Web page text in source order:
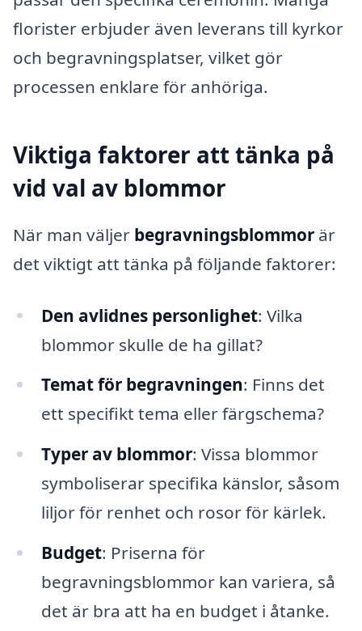
florister erbjuder även leverans till kyrkor
och begravningsplatser, vilket gör
processen enklare för anhöriga.
Viktiga faktorer att tänka på
vid val av blommor
När man väljer begravningsblommor är
det viktigt att tänka på följande faktorer:
Den avlidnes personlighet: Vilka
blommor skulle de ha gillat?
Temat för begravningen: Finns det
ett specifikt tema eller färgschema?
Typer av blommor: Vissa blommor
symboliserar specifika känslor, såsom
liljor för renhet och rosor för kärlek.
Budget: Priserna för
begravningsblommor kan variera, så
det är bra att ha en budget i åtanke.